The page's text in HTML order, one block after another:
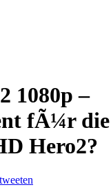
1080p –
fÃ¼r die
Hero2?